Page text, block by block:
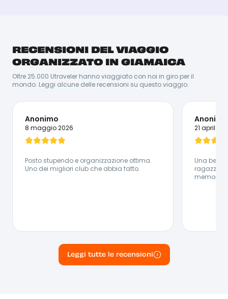
Romagnolo DOC, grande appassionato di fotografia e
natura. Ti porterà in giro per il mondo e ti conquisterà
con il suo sorriso!
Lingue Parlate:
🇮🇹 Italiano - 🇬🇧 Inglese
RECENSIONI DEL VIAGGIO
ORGANIZZATO IN GIAMAICA
Oltre 25.000 Utraveler hanno viaggiato con noi in giro per il
mondo. Leggi alcune delle recensioni su questo viaggio.
Anonimo
8 maggio 2026
Posto stupendo e organizzazione ottima.
Uno dei migliori club che abbia fatto.
Anonimo
21 aprile
Una
ragazze
Leggi tutte le recensioni